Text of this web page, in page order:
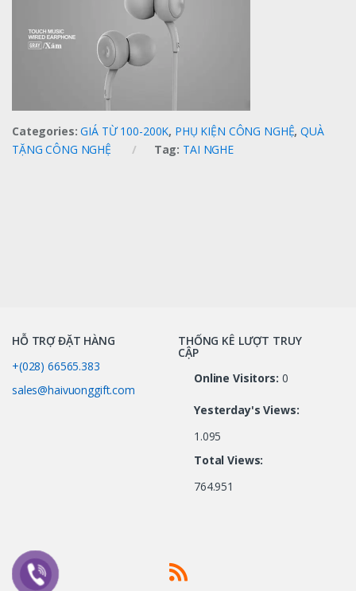
Categories:GIÁ TỪ 100-200K, PHỤ KIỆN CÔNG NGHỆ,QUÀ
TẶNG CÔNG NGHỆ
Tag: TAI NGHE
HỖ TRỢ ĐẶT HÀNG
+(028) 66565.383
sales@haivuonggift.com
THỐNG KÊ LƯỢT TRUY
CẬP
Online Visitors: 0
Yesterday's Views:
1.095
Total Views:
764.951